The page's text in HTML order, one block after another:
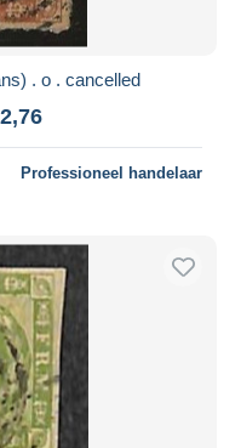
. o . cancelled
Professioneel handelaar